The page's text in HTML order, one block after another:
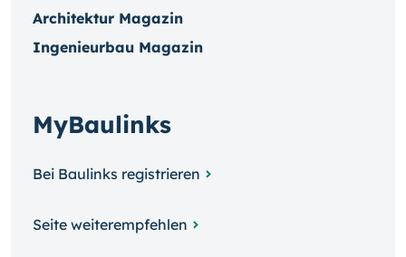
Architektur Magazin
Ingenieurbau Magazin
MyBaulinks
Bei Baulinks registrieren
Seite weiterempfehlen